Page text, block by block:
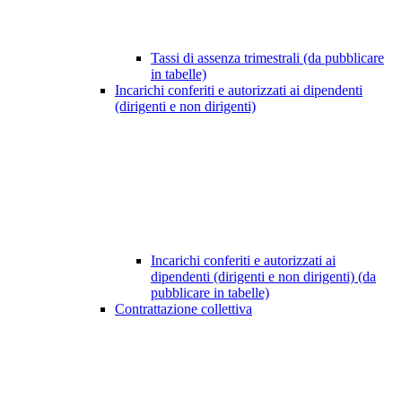
Tassi di assenza trimestrali (da pubblicare
in tabelle)
Incarichi conferiti e autorizzati ai dipendenti
(dirigenti e non dirigenti)
Incarichi conferiti e autorizzati ai
dipendenti (dirigenti e non dirigenti) (da
pubblicare in tabelle)
Contrattazione collettiva